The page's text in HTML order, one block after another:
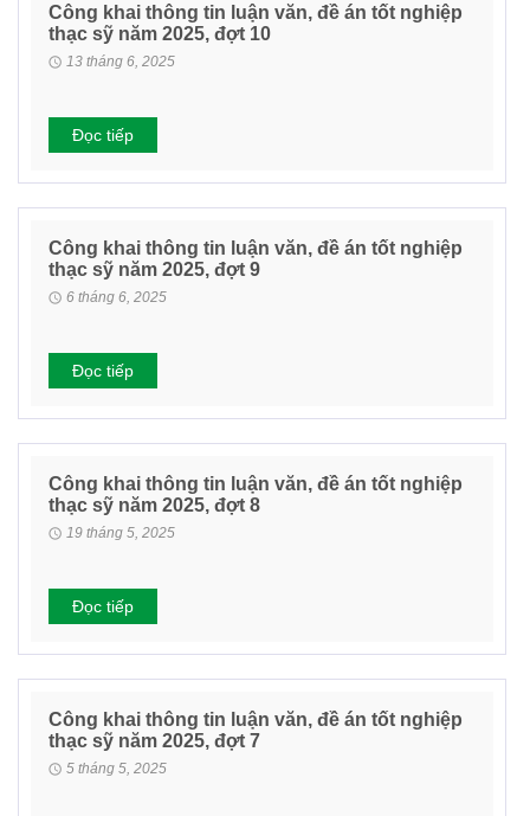
Công khai thông tin luận văn, đề án tốt nghiệp
thạc sỹ năm 2025, đợt 10
13 tháng 6, 2025
Đọc tiếp
Công khai thông tin luận văn, đề án tốt nghiệp
thạc sỹ năm 2025, đợt 9
6 tháng 6, 2025
Đọc tiếp
Công khai thông tin luận văn, đề án tốt nghiệp
thạc sỹ năm 2025, đợt 8
19 tháng 5, 2025
Đọc tiếp
Công khai thông tin luận văn, đề án tốt nghiệp
thạc sỹ năm 2025, đợt 7
5 tháng 5, 2025